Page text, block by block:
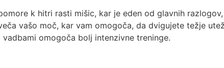
k hitri rasti mišic, kar je eden od glavnih
vašo moč, kar vam omogoča, da dvigujete težje
vadbami omogoča bolj intenzivne treninge.